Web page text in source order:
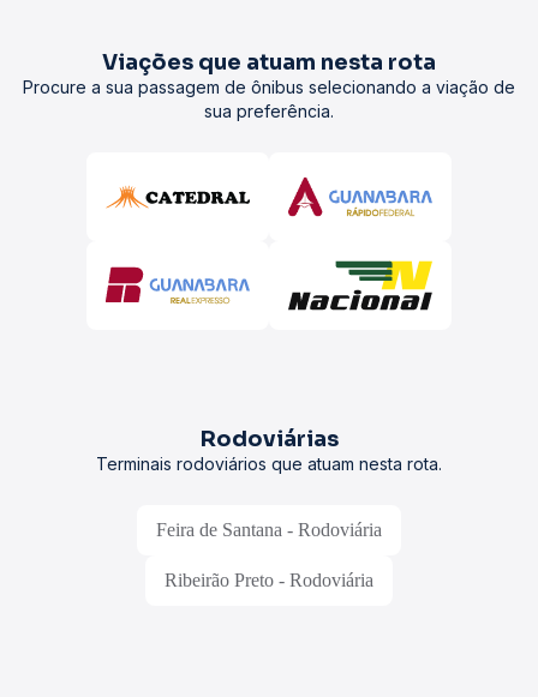
Viações que atuam nesta rota
Procure a sua passagem de ônibus selecionando a viação de
sua preferência.
Rodoviárias
Terminais rodoviários que atuam nesta rota.
Feira de Santana - Rodoviária
Ribeirão Preto - Rodoviária